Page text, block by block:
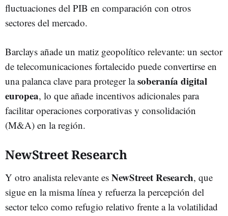
fluctuaciones del PIB en comparación con otros
sectores del mercado.
Barclays añade un matiz geopolítico relevante: un sector
de telecomunicaciones fortalecido puede convertirse en
una palanca clave para proteger lasoberanía digital
europea, lo que añade incentivos adicionales para
facilitar operaciones corporativas y consolidación
(M&A) en la región.
NewStreet Research
Y otro analista relevante es NewStreet Research, que
sigue en la misma línea y refuerza la percepción del
sector telco como refugio relativo frente a la volatilidad